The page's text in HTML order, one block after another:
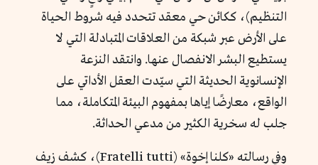
التنظيم)، ككائن حي معقد تتحدد فيه شروط الحياة
على الأرض عبر شبكة من العلاقات المتبادلة التي لا
يستطيع البشر الانفصال عنها. وانتقد النزعة
الإنسانوية الحديثة التي سيّدت العقل الأداتي على
الواقع، معارضًا إياها بمفهوم البيئة المتكاملة، مما
جلب له سخرية الكثير من مدعي الحداثة.
وفي رسالته «كلنا إخوة» (Fratelli tutti)، كشف زيف